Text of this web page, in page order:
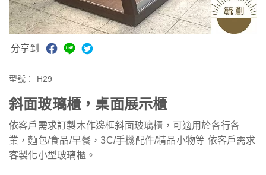
分享到
型號： H29
斜面玻璃櫃，桌面展示櫃
依客戶需求訂製木作邊框斜面玻璃櫃，可適用於各行各
業，麵包/食品/早餐，3C/手機配件/精品小物等 依客戶需求
客製化小型玻璃櫃。